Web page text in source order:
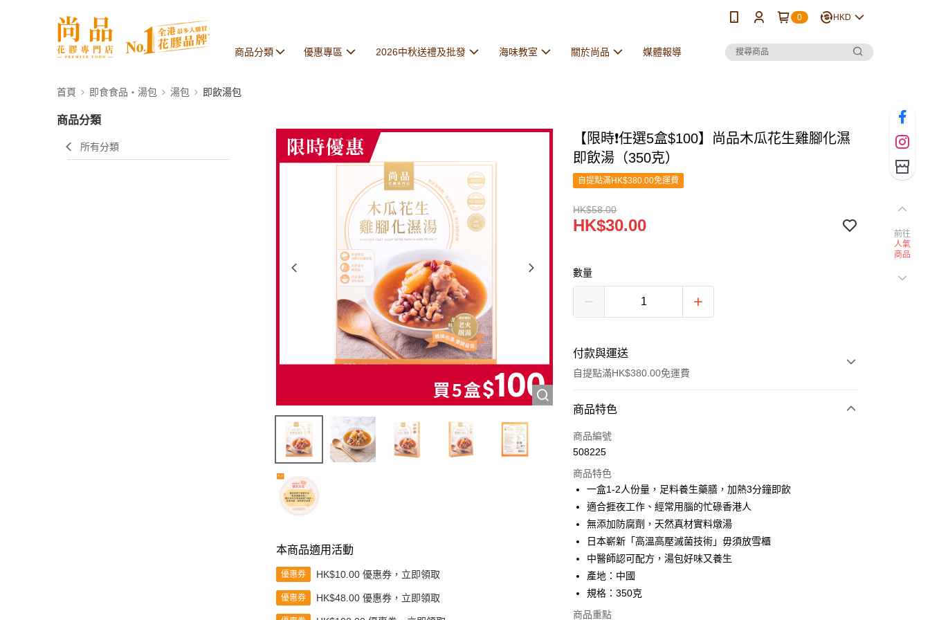
0 HKD
商品分類 優惠專區 2026中秋送禮及批發 海味教室 關於尚品 媒體報導
首頁 即食食品・湯包 湯包 即飲湯包
商品分類
所有分類
本商品適用活動
優惠券 HK$10.00 優惠券，立即領取
優惠券 HK$48.00 優惠券，立即領取
【限時❗任選5盒$100】尚品木瓜花生雞腳化濕
即飲湯（350克）
自提點滿HK$380.00免運費
HK$58.00
HK$30.00
數量
付款與運送
自提點滿HK$380.00免運費
付款方式
信用卡
Google Pay
AlipayHK
PayMe
WeChat Pay
BoC Pay
其他轉帳方式
商品特色
商品編號
508225
商品特色
一盒1-2人份量，足料養生藥膳，加熱3分鐘即飲
適合捱夜工作、經常用腦的忙碌香港人
無添加防腐劑，天然真材實料燉湯
日本嶄新「高溫高壓滅菌技術」毋須放雪櫃
中醫師認可配方，湯包好味又養生
產地：中國
規格：350克
商品重點
前往
人氣
商品